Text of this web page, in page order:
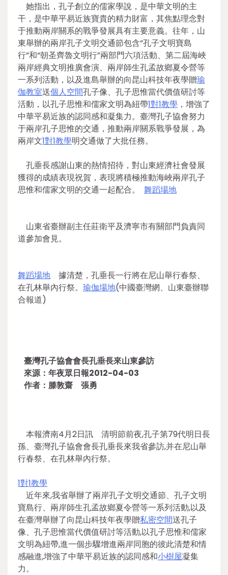
她指出，孔子創立的儒家學說，是中華文明的主
干，是中華平易近族寶貴的精力財富，其焦點理念對
于推動兩岸關系的戰爭發展具有主要意義。往年，山
東舉辦的兩岸孔子文明交通節包含“孔子文明寶島
行”和“朝圣齊魯文明行”兩部門六項活動、第二屆海峽
兩岸經典文明推廣會演、兩岸師生孔孟故鄉夏令營等
一系列活動，以及進島舉辦的向昆山科技年夜學贈瑜
伽教室送個人空間孔子像、孔子思惟當代價值研討等
活動，以孔子思惟和儒家文明為紐帶1對1教學 ，增強了
中華平易近族的認同感和凝集力。臺灣孔子協會努力
于兩岸孔子思惟的交通，推動兩岸關系戰爭發展，為
兩岸文1對1教學明交通做了大批任務。
孔垂長感謝山東的熱情招待，對山東經濟社會發展
獲得的成績表現祝賀，表現將積極推動海峽兩岸孔子
思惟和儒家文明的交通一起配合。 舞蹈場地
山東省臺辦副主任莊衛平及濟寧市有關部門負責同
道參加會見。
舞蹈場地 據清楚，孔垂長一行將在尼山舉行春祭、
在孔林舉內行祭。 瑜伽場地(中國臺灣網、山東臺辦聯
合報道)
臺灣孔子協會會長孔垂長來山東參訪
來源：年夜眾日報2012-04-03
作者：滕敦齋 張勇
本報濟南4月2日訊 清明節前夜,孔子第79代明日長
孫、臺灣孔子協會會長孔垂長來我省參訪,并在尼山舉
行春祭、在孔林舉內行祭。
1對1教學
近年來,我省舉辦了兩岸孔子文明交通節、孔子文明
寶島行、兩岸師生孔孟故鄉夏令營等一系列活動,以及
在臺灣舉辦了向昆山科技年夜學贈私密空間送孔子
像、孔子思惟當代價值研討等活動,以孔子思惟和儒家
文明為紐帶,進一個步驟增進兩岸同胞的彼此清楚和情
感融進,增強了中華平易近族的認同感和小樹屋凝集
力。